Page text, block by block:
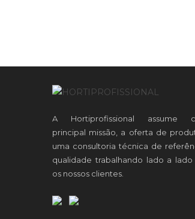
A Hortiprofissional assume
principal missão, a oferta de
uma consultoria técnica de
qualidade trabalhando lado a
os nossos clientes.